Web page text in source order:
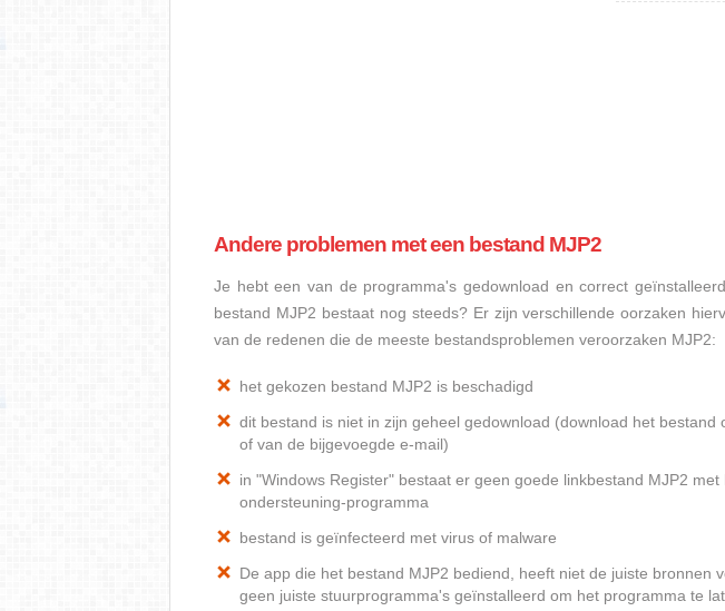
Andere problemen met een bestand MJP2
Je hebt een van de programma's gedownload en correct
bestand MJP2 bestaat nog steeds? Er zijn verschillende oorzaken
van de redenen die de meeste bestandsproblemen veroorzaken MJP2:
het gekozen bestand MJP2 is beschadigd
dit bestand is niet in zijn geheel gedownload (download het bestand
of van de bijgevoegde e-mail)
in "Windows Register" bestaat er geen goede linkbestand MJP2
ondersteuning-programma
bestand is geïnfecteerd met virus of malware
De app die het bestand MJP2 bediend, heeft niet de juiste bronnen
geen juiste stuurprogramma's geïnstalleerd om het programma te